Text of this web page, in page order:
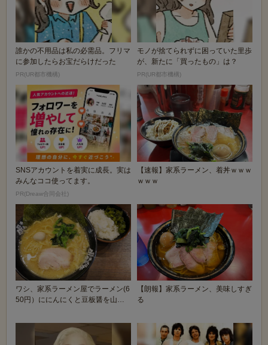
誰かの不用品は私の必需品。フリマ
に参加したらお宝だらけだった
PR(UR都市機構)
モノが捨てられずに困っていた里歩
が、新たに「買ったもの」は？
PR(UR都市機構)
SNSアカウントを着実に成長。実は
みんなココ使ってます。
PR(Dreaw合同会社)
【速報】家系ラーメン、着丼ｗｗｗ
ｗｗｗ
ワシ、家系ラーメン屋でラーメン(6
50円）ににんにくと豆板醤を山ほ
【朗報】家系ラーメン、美味しすぎ
る